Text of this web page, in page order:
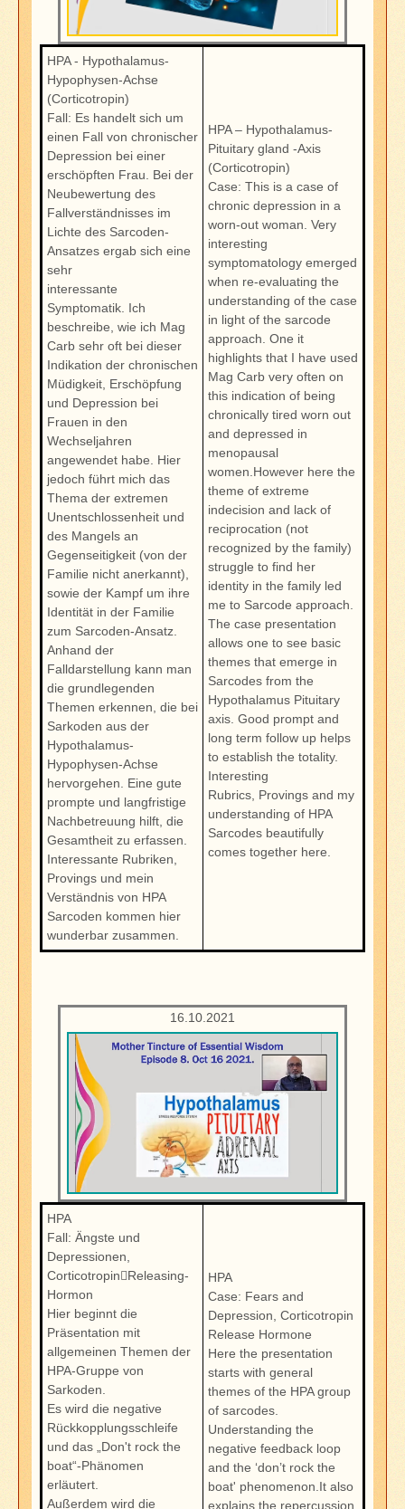
HPA - Hypothalamus-
Hypophysen-Achse
(Corticotropin)
Fall: Es handelt sich um
einen Fall von chronischer
Depression bei einer
erschöpften Frau. Bei der
Neubewertung des
Fallverständnisses im
Lichte des Sarcoden-
Ansatzes ergab sich eine
sehr
interessante
Symptomatik. Ich
beschreibe, wie ich Mag
Carb sehr oft bei dieser
Indikation der chronischen
Müdigkeit, Erschöpfung
und Depression bei
Frauen in den
Wechseljahren
angewendet habe. Hier
jedoch führt mich das
Thema der extremen
Unentschlossenheit und
des Mangels an
Gegenseitigkeit (von der
Familie nicht anerkannt),
sowie der Kampf um ihre
Identität in der Familie
zum Sarcoden-Ansatz.
Anhand der
Falldarstellung kann man
die grundlegenden
Themen erkennen, die bei
Sarkoden aus der
Hypothalamus-
Hypophysen-Achse
hervorgehen. Eine gute
prompte und langfristige
Nachbetreuung hilft, die
Gesamtheit zu erfassen.
Interessante Rubriken,
Provings und mein
Verständnis von HPA
Sarcoden kommen hier
wunderbar zusammen.
HPA – Hypothalamus-
Pituitary gland -Axis
(Corticotropin)
Case: This is a case of
chronic depression in a
worn-out woman. Very
interesting
symptomatology emerged
when re-evaluating the
understanding of the case
in light of the sarcode
approach. One it
highlights that I have used
Mag Carb very often on
this indication of being
chronically tired worn out
and depressed in
menopausal
women.However here the
theme of extreme
indecision and lack of
reciprocation (not
recognized by the family)
struggle to find her
identity in the family led
me to Sarcode approach.
The case presentation
allows one to see basic
themes that emerge in
Sarcodes from the
Hypothalamus Pituitary
axis. Good prompt and
long term follow up helps
to establish the totality.
Interesting
Rubrics, Provings and my
understanding of HPA
Sarcodes beautifully
comes together here.
16.10.2021
HPA
Fall: Ängste und
Depressionen,
Corticotropin￾Releasing-
Hormon
Hier beginnt die
Präsentation mit
allgemeinen Themen der
HPA-Gruppe von
Sarkoden.
Es wird die negative
Rückkopplungsschleife
und das „Don't rock the
boat“-Phänomen
erläutert.
Außerdem wird die
HPA
Case: Fears and
Depression, Corticotropin
Release Hormone
Here the presentation
starts with general
themes of the HPA group
of sarcodes.
Understanding the
negative feedback loop
and the ‘don’t rock the
boat' phenomenon.It also
explains the repercussion